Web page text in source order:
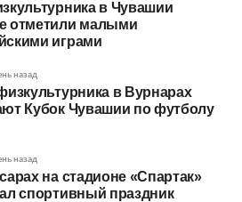
в Чувашии
отметили малыми
играми
назад
в Вурнарах
Кубок Чувашии по футболу
назад
на стадионе «Спартак»
спортивный праздник